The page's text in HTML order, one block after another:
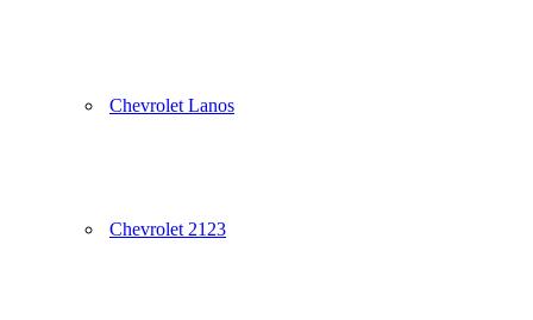
Chevrolet Lanos
Chevrolet 2123